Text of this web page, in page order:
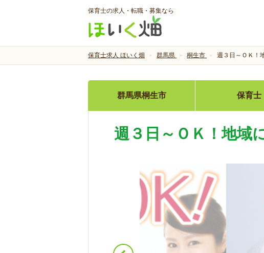
保育士の求人・転職・募集なら
保育士求人 ほいく畑 群馬県 桐生市 週３日～ＯＫ！
群馬県桐生市 保育士
週３日～ＯＫ！地域